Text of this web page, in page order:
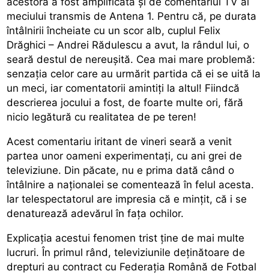
meciului transmis de Antena 1. Pentru că, pe durata
întâlnirii încheiate cu un scor alb, cuplul Felix
Drăghici – Andrei Rădulescu a avut, la rândul lui, o
seară destul de nereușită. Cea mai mare problemă:
senzația celor care au urmărit partida că ei se uită la
un meci, iar comentatorii amintiți la altul! Fiindcă
descrierea jocului a fost, de foarte multe ori, fără
nicio legătură cu realitatea de pe teren!
Acest comentariu iritant de vineri seară a venit
partea unor oameni experimentați, cu ani grei de
televiziune. Din păcate, nu e prima dată când o
întâlnire a naționalei se comentează în felul acesta.
Iar telespectatorul are impresia că e mințit, că i se
denaturează adevărul în fața ochilor.
Explicația acestui fenomen trist ține de mai multe
lucruri. În primul rând, televiziunile deținătoare de
drepturi au contract cu Federația Română de Fotbal